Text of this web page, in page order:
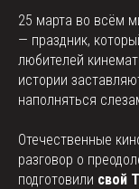
25 марта во всём
— праздник,
любителей
истории
наполняться
Отечественные
разговор о
подготовили свой